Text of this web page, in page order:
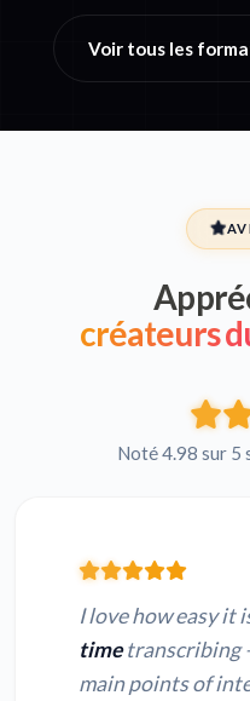
Voir tous les
créateurs
Noté 4.98 sur 5
I love how easy it
timetranscribing
main points of